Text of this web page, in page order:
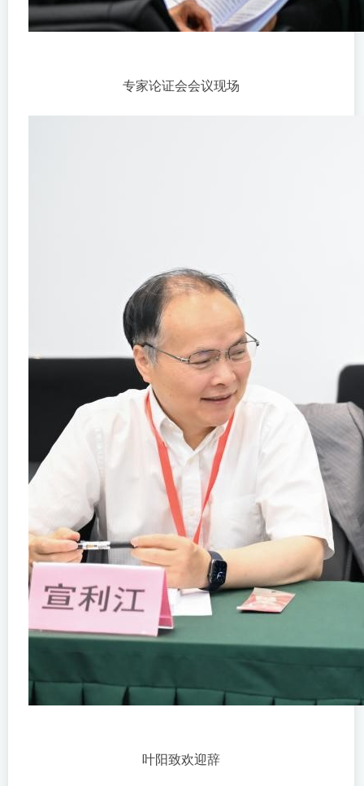
专家论证会会议现场
叶阳致欢迎辞